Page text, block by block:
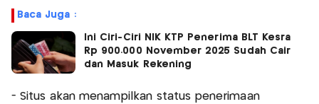
Baca Juga :
Ini Ciri-Ciri NIK KTP Penerima BLT Kesra
Rp 900.000 November 2025 Sudah Cair
dan Masuk Rekening
- Situs akan menampilkan status penerimaan